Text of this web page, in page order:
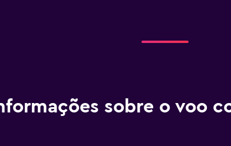
sobre o voo